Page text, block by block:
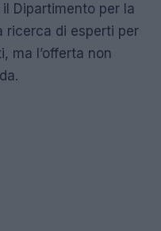
Dipartimento per la
ricerca di esperti per
ma l’offerta non